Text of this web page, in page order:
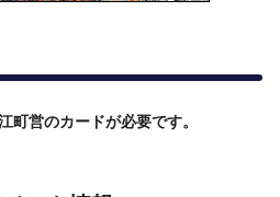
町営のカードが必要です。